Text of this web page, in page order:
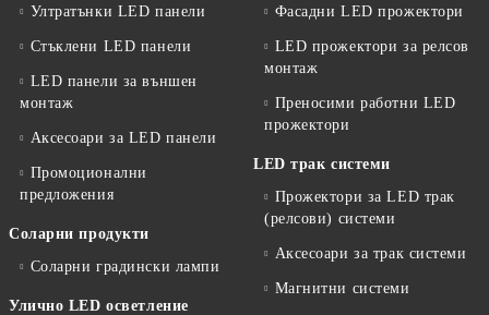
Ултратънки LED панели
Стъклени LED панели
LED панели за външен
монтаж
Аксесоари за LED панели
Промоционални
предложения
Соларни продукти
Соларни градински лампи
Улично LED осветление
Фасадни LED прожектори
LED прожектори за релсов
монтаж
Преносими работни LED
прожектори
LED трак системи
Прожектори за LED трак
(релсови) системи
Аксесоари за трак системи
Магнитни системи